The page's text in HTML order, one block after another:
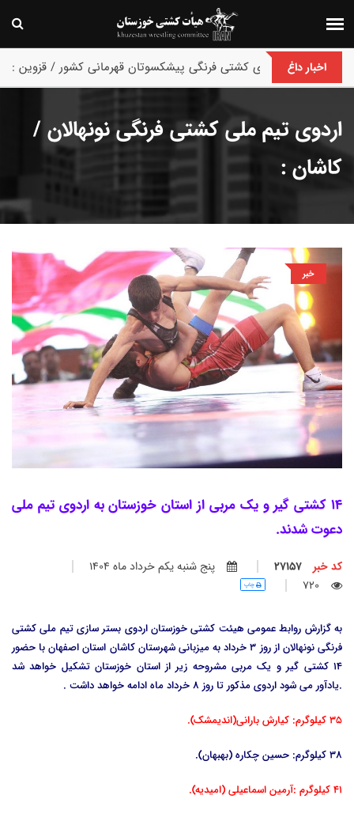
اخبار داغ
پایان رقابت های کشتی فرنگی پیشکسوتان قهرمانی کشور / قزوین :
اردوی تیم ملی کشتی فرنگی نونهالان /
کاشان :
خبر
14 کشتی گیر و یک مربی از استان خوزستان به اردوی تیم ملی
دعوت شدند.
کد خبر
پنج شنبه يكم خرداد ماه 1404
720
چاپ
به گزارش روابط عمومی هیئت کشتی خوزستان اردوی بستر سازی تیم ملی کشتی
فرنگی نونهالان از روز 3 خرداد به میزبانی شهرستان کاشان استان اصفهان با حضور
14 کشتی گیر و یک مربی مشروحه زیر از استان خوزستان تشکیل خواهد شد
.یادآور می شود اردوی مذکور تا روز 8 خرداد ماه ادامه خواهد داشت .
35 کیلوگرم: کیارش بارانی(اندیمشک).
38 کیلوگرم: حسین چکاره (بهبهان).
41 کیلوگرم :آرمین اسماعیلی (امیدیه).